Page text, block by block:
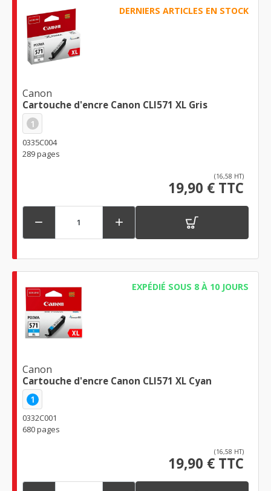
DERNIERS ARTICLES EN STOCK
Canon
Cartouche d'encre Canon CLI571 XL Gris
1
0335C004
289 pages
(16,58 HT)
19,90 € TTC
 
EXPÉDIÉ SOUS 8 À 10 JOURS
Canon
Cartouche d'encre Canon CLI571 XL Cyan
1
0332C001
680 pages
(16,58 HT)
19,90 € TTC